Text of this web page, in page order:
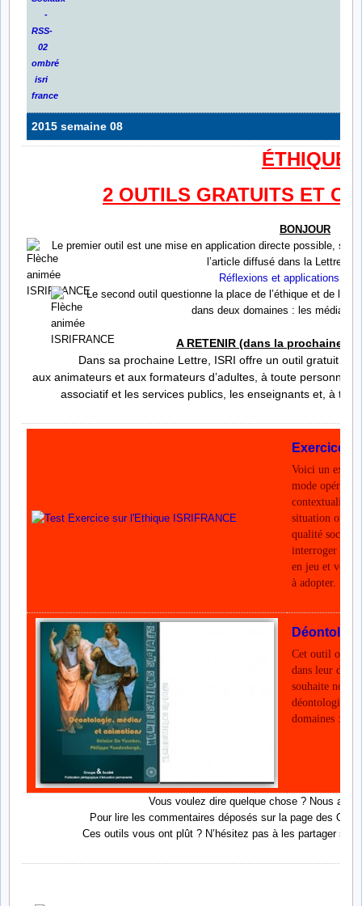
2015 semaine 08
ÉTHIQUE
2 OUTILS GRATUITS ET
BONJOUR
Le premier outil est une mise en application directe possible, sur
l’article diffusé dans la Lettre
Réflexions et applications sur
Le second outil questionne la place de l’éthique et de la
dans deux domaines : les médias
A RETENIR (dans la prochaine
Dans sa prochaine Lettre, ISRI offre un outil gratuit sur
aux animateurs et aux formateurs d’adultes, à toute personne
associatif et les services publics, les enseignants et, à
Exercice
Voici un
mode
contextualisée
situation ou
qualité sociale
interroger sur
en jeu et vous
à adopter.
Cet outil ouvre
dans leur
souhaite nous
déontologie et
domaines : les
Vous voulez dire quelque chose ? Nous
Pour lire les commentaires déposés sur la page des
Ces outils vous ont plût ? N’hésitez pas à les partager sur